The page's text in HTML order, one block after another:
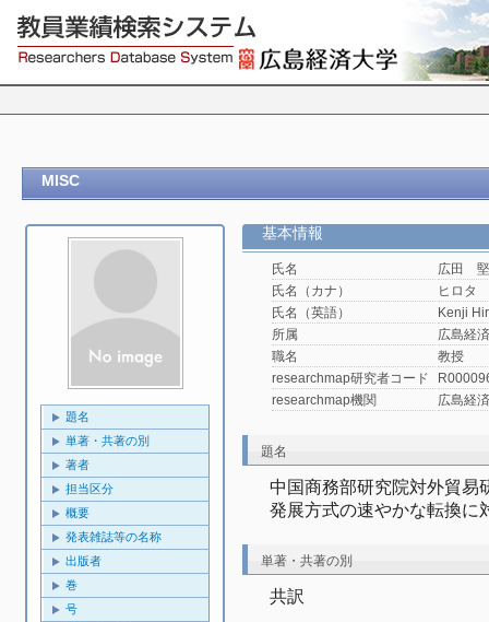
MISC
題名
単著・共著の別
著者
担当区分
概要
発表雑誌等の名称
出版者
巻
号
基本情報
氏名
広田
氏名（カナ）
ヒロタ
氏名（英語）
Kenji
所属
広島経
職名
教授
researchmap研究者コード
researchmap機関
広島経
題名
中国商務部研究院対外貿易
発展方式の速やかな転換に
単著・共著の別
共訳